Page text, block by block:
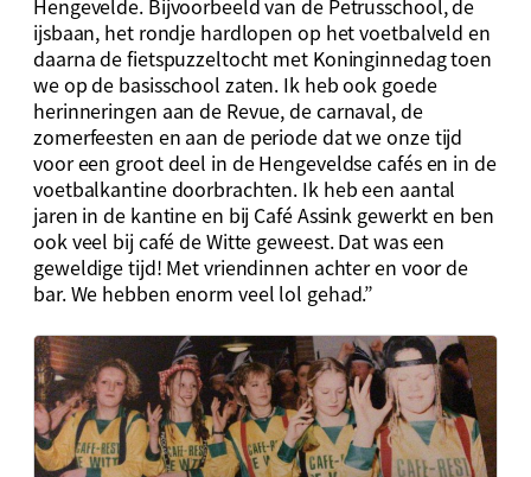
Hengevelde. Bijvoorbeeld van de Petrusschool, de
ijsbaan, het rondje hardlopen op het voetbalveld en
daarna de fietspuzzeltocht met Koninginnedag toen
we op de basisschool zaten. Ik heb ook goede
herinneringen aan de Revue, de carnaval, de
zomerfeesten en aan de periode dat we onze tijd
voor een groot deel in de Hengeveldse cafés en in de
voetbalkantine doorbrachten. Ik heb een aantal
jaren in de kantine en bij Café Assink gewerkt en ben
ook veel bij café de Witte geweest. Dat was een
geweldige tijd! Met vriendinnen achter en voor de
bar. We hebben enorm veel lol gehad.”